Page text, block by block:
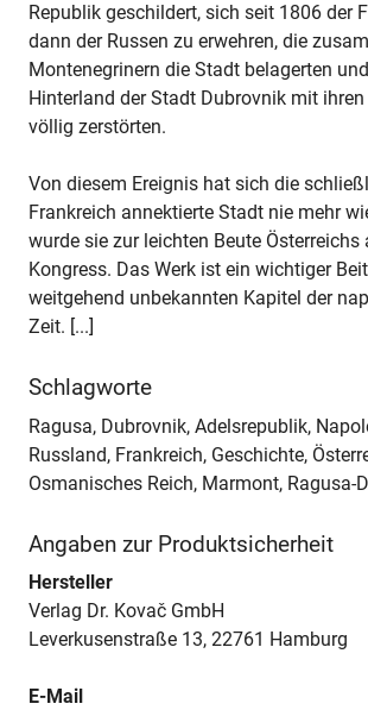
Republik geschildert, sich seit 1806 der
dann der Russen zu erwehren, die
Montenegrinern die Stadt belagerten
Hinterland der Stadt Dubrovnik mit
völlig zerstörten.
Von diesem Ereignis hat sich die
Frankreich annektierte Stadt nie mehr
wurde sie zur leichten Beute Österreichs
Kongress. Das Werk ist ein wichtiger
weitgehend unbekannten Kapitel der
Zeit. [...]
Schlagworte
Ragusa, Dubrovnik, Adelsrepublik,
Russland, Frankreich, Geschichte,
Osmanisches Reich, Marmont, Ragusa-
Angaben zur Produktsicherheit
Hersteller
Verlag Dr. Kovač GmbH
Leverkusenstraße 13, 22761 Hamburg
E-Mail